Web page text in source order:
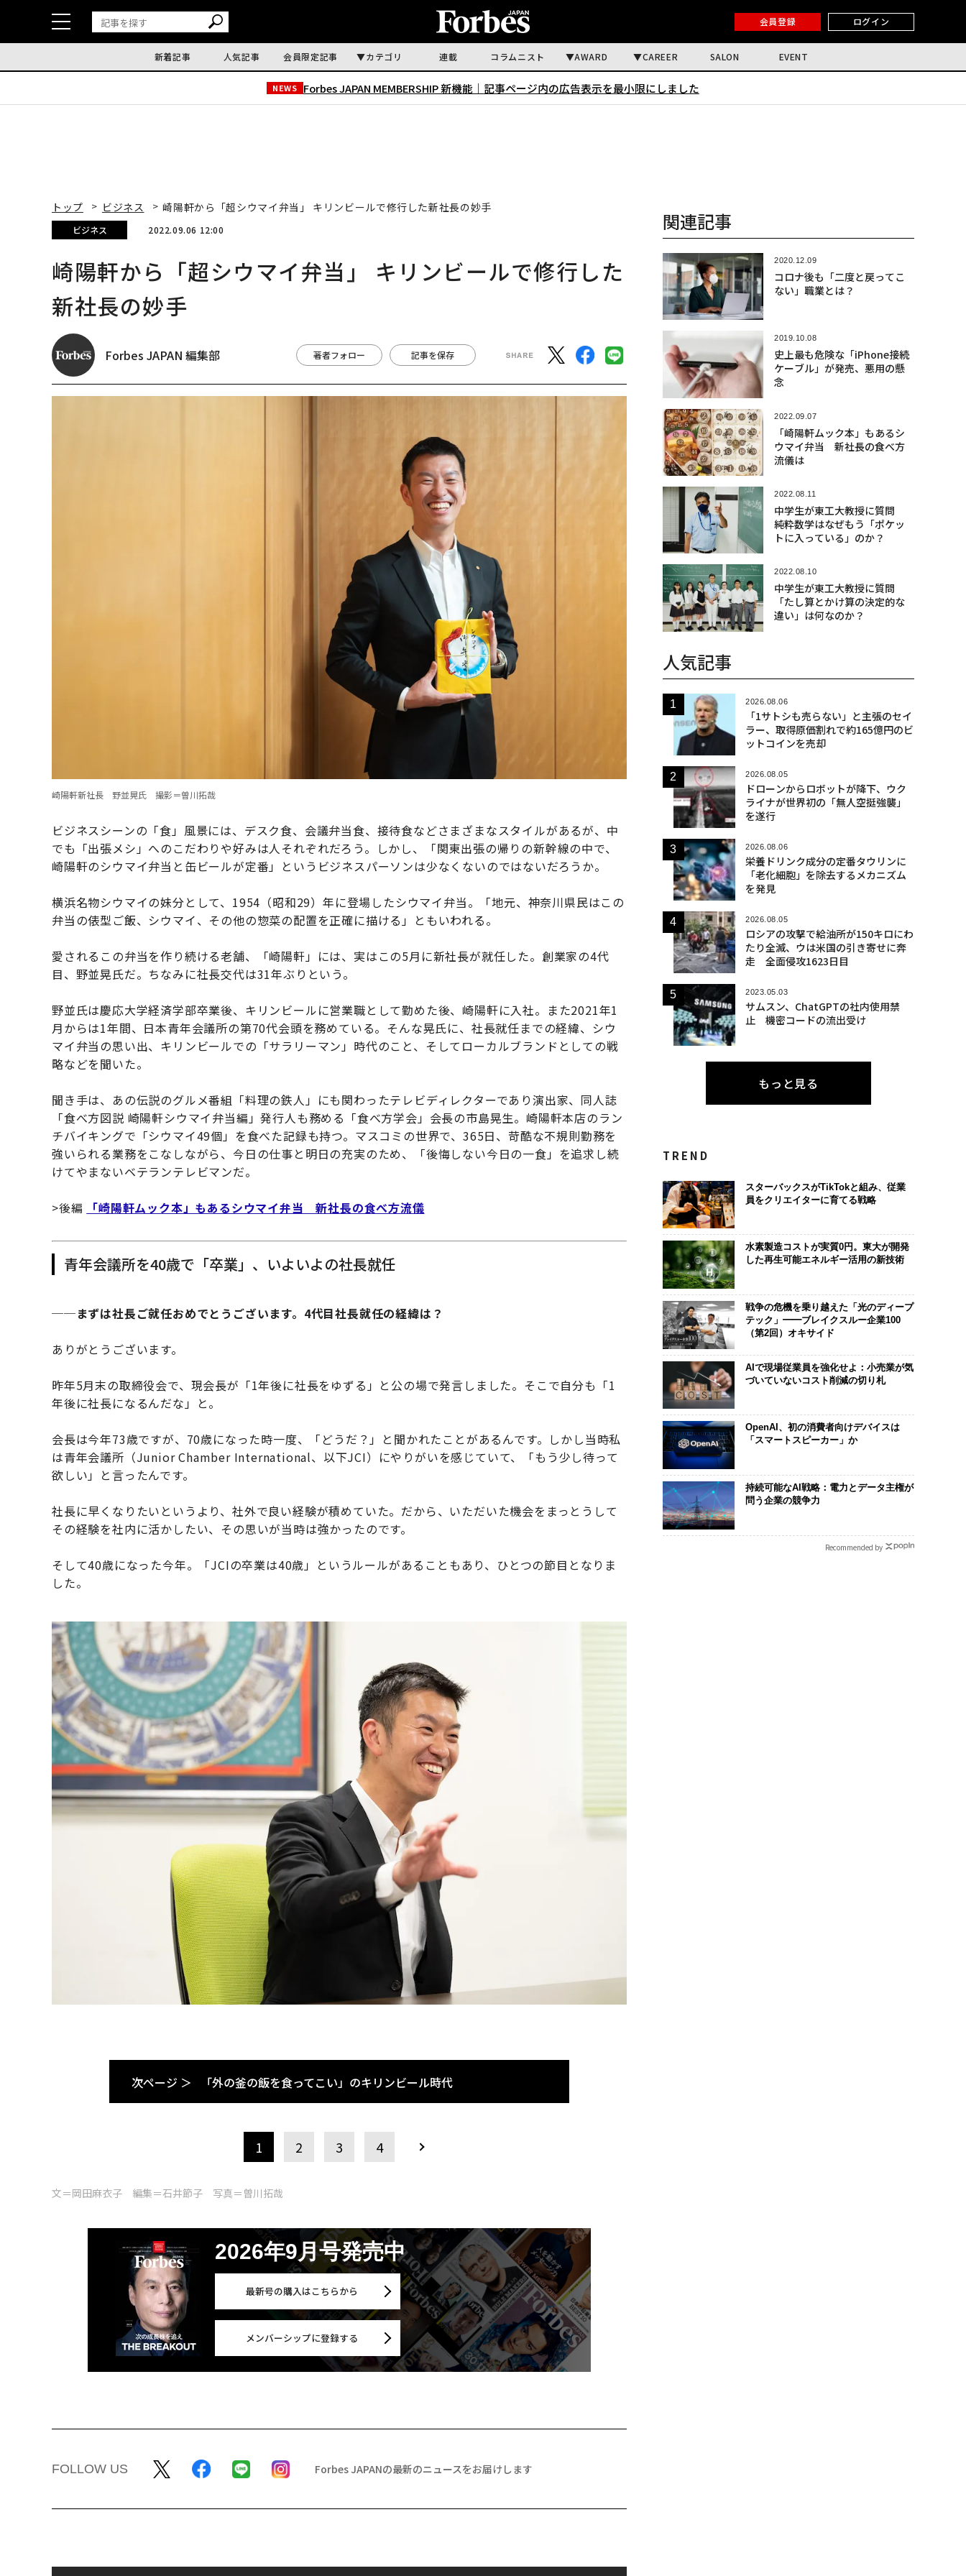
会員登録 ログイン
新着記事 人気記事 会員限定記事 カテゴリ 連載 コラムニスト AWARD CAREER SALON EVENT
NEWS Forbes JAPAN MEMBERSHIP 新機能｜ 記事ページ内の広告表示を最小限にしました
トップ ビジネス 崎陽軒から「超シウマイ弁当」 キリンビールで修行した新社長の妙手
ビジネス 2022.09.06 12:00
崎陽軒から「超シウマイ弁当」 キリンビールで修行した
新社長の妙手
Forbes JAPAN 編集部 著者フォロー 記事を保存
崎陽軒新社長 野並晃氏 撮影＝曽川拓哉
ビジネスシーンの「食」風景には、デスク食、会議弁当食、接待食などさまざまなスタイルがあるが、中
でも「出張メシ」へのこだわりや好みは人それぞれだろう。しかし、「関東出張の帰りの新幹線の中で、
崎陽軒のシウマイ弁当と缶ビールが定番」というビジネスパーソンは少なくないのではないだろうか。
横浜名物シウマイの妹分として、1954（昭和29）年に登場したシウマイ弁当。「地元、神奈川県民はこの
弁当の俵型ご飯、シウマイ、その他の惣菜の配置を正確に描ける」ともいわれる。
愛されるこの弁当を作り続ける老舗、「崎陽軒」には、実はこの5月に新社長が就任した。創業家の4代
目、野並晃氏だ。ちなみに社長交代は31年ぶりという。
野並氏は慶応大学経済学部卒業後、キリンビールに営業職として勤めた後、崎陽軒に入社。また2021年1
月からは1年間、日本青年会議所の第70代会頭を務めている。そんな晃氏に、社長就任までの経緯、シウ
マイ弁当の思い出、キリンビールでの「サラリーマン」時代のこと、そしてローカルブランドとしての戦
略などを聞いた。
聞き手は、あの伝説のグルメ番組「料理の鉄人」にも関わったテレビディレクターであり演出家、同人誌
「食べ方図説 崎陽軒シウマイ弁当編」発行人も務める「食べ方学会」会長の市島晃生。崎陽軒本店のラン
チバイキングで「シウマイ49個」を食べた記録も持つ。マスコミの世界で、365日、苛酷な不規則勤務を
強いられる業務をこなしながら、今日の仕事と明日の充実のため、「後悔しない今日の一食」を追求し続
けてやまないベテランテレビマンだ。
>後編 「崎陽軒ムック本」もあるシウマイ弁当 新社長の食べ方流儀
青年会議所を40歳で「卒業」、いよいよの社長就任
──まずは社長ご就任おめでとうございます。4代目社長就任の経緯は？
ありがとうございます。
昨年5月末の取締役会で、現会長が「1年後に社長をゆずる」と公の場で発言しました。そこで自分も「1
年後に社長になるんだな」と。
会長は今年73歳ですが、70歳になった時一度、「どうだ？」と聞かれたことがあるんです。しかし当時私
は青年会議所（Junior Chamber International、以下JCI）にやりがいを感じていて、「もう少し待って
欲しい」と言ったんです。
社長に早くなりたいというより、社外で良い経験が積めていた。だから、いただいた機会をまっとうして
その経験を社内に活かしたい、その思いが当時は強かったのです。
そして40歳になった今年。「JCIの卒業は40歳」というルールがあることもあり、ひとつの節目となりま
した。
次ページ ＞ 「外の釜の飯を食ってこい」のキリンビール時代
1 2 3 4
文＝岡田麻衣子 編集＝石井節子 写真＝曽川拓哉
2026年9月号発売中
最新号の購入はこちらから
メンバーシップに登録する
FOLLOW US Forbes JAPANの最新のニュースをお届けします
関連記事
2020.12.09
コロナ後も「二度と戻ってこ
ない」職業とは？
2019.10.08
史上最も危険な「iPhone接続
ケーブル」が発売、悪用の懸
念
2022.09.07
「崎陽軒ムック本」もあるシ
ウマイ弁当 新社長の食べ方
流儀は
2022.08.11
中学生が東工大教授に質問
純粋数学はなぜもう「ポケッ
トに入っている」のか？
2022.08.10
中学生が東工大教授に質問
「たし算とかけ算の決定的な
違い」は何なのか？
人気記事
2026.08.06
「1サトシも売らない」と主張のセイ
ラー、取得原価割れで約165億円のビ
ットコインを売却
2026.08.05
ドローンからロボットが降下、ウク
ライナが世界初の「無人空挺強襲」
を遂行
2026.08.06
栄養ドリンク成分の定番タウリンに
「老化細胞」を除去するメカニズム
を発見
2026.08.05
ロシアの攻撃で給油所が150キロにわ
たり全滅、ウは米国の引き寄せに奔
走 全面侵攻1623日目
2023.05.03
サムスン、ChatGPTの社内使用禁
止 機密コードの流出受け
もっと見る
TREND
スターバックスがTikTokと組み、従業
員をクリエイターに育てる戦略
水素製造コストが実質0円。東大が開発
した再生可能エネルギー活用の新技術
戦争の危機を乗り越えた「光のディープ
テック」━━ブレイクスルー企業100
（第2回）オキサイド
AIで現場従業員を強化せよ：小売業が気
づいていないコスト削減の切り札
OpenAI、初の消費者向けデバイスは
「スマートスピーカー」か
持続可能なAI戦略：電力とデータ主権が
問う企業の競争力
Recommended by